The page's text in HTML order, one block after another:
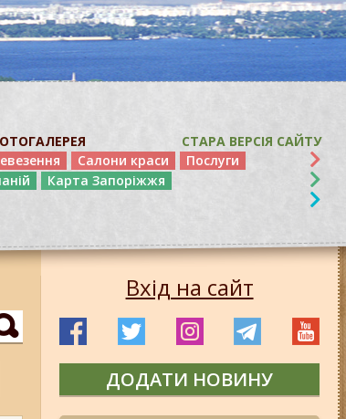
СТАРА ВЕРСІЯ САЙТУ
Салони краси
Послуги
Карта Запоріжжя
Вхід на сайт
ДОДАТИ НОВИНУ